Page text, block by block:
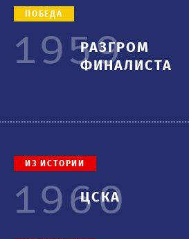
ПОБЕДА
1959
РАЗГРОМ
ФИНАЛИСТА
ИЗ ИСТОРИИ
1960
ЦСКА